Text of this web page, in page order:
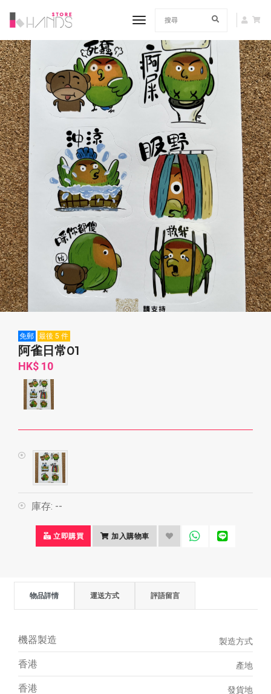
toggle navigation
免郵 最後 5 件
阿雀日常01
HK$ 10
庫存: --
立即購買 加入購物車
物品詳情 運送方式 評語留言
製造方式
機器製造
產地
香港
發貨地
香港